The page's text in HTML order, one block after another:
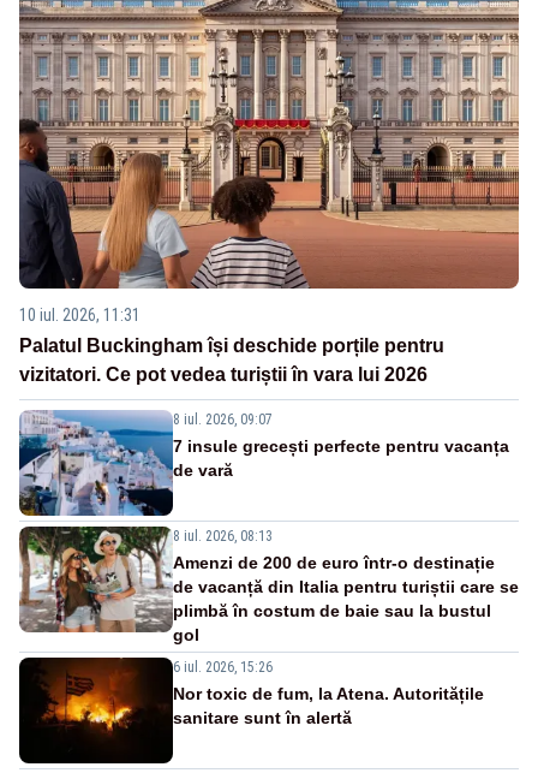
10 iul. 2026, 11:31
Palatul Buckingham își deschide porțile pentru
vizitatori. Ce pot vedea turiștii în vara lui 2026
8 iul. 2026, 09:07
7 insule grecești perfecte pentru vacanța
de vară
8 iul. 2026, 08:13
Amenzi de 200 de euro într-o destinație
de vacanță din Italia pentru turiștii care se
plimbă în costum de baie sau la bustul
gol
6 iul. 2026, 15:26
Nor toxic de fum, la Atena. Autoritățile
sanitare sunt în alertă